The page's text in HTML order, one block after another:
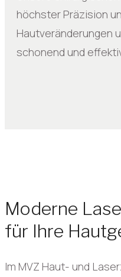
höchster Präzision
Hautveränderungen
schonend und
Moderne
für Ihre
Im MVZ Haut- und